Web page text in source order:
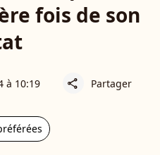
fois de son
à 10:19 share Partager